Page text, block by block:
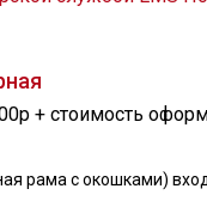
+ стоимость
рама с окошками)